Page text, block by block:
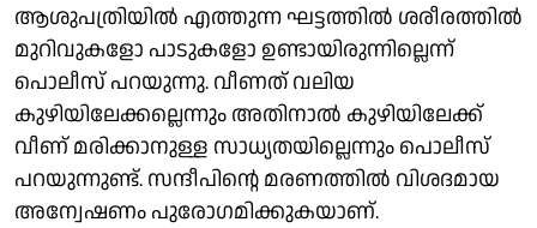
ആശുപത്രിയിൽ എത്തുന്ന ഘട്ടത്തിൽ ശരീരത്തിൽ
മുറിവുകളോ പാടുകളോ ഉണ്ടായിരുന്നില്ലെന്ന്
പൊലീസ് പറയുന്നു. വീണത് വലിയ
കുഴിയിലേക്കല്ലെന്നും അതിനാൽ കുഴിയിലേക്ക്
വീണ് മരിക്കാനുള്ള സാധ്യതയില്ലെന്നും പൊലീസ്
പറയുന്നുണ്ട്. സന്ദീപിൻ്റെ മരണത്തിൽ വിശദമായ
അന്വേഷണം പുരോഗമിക്കുകയാണ്.